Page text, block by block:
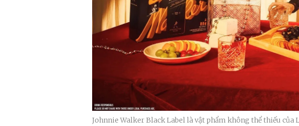
Johnnie Walker Black Label là vật phẩm không thể thiếu của